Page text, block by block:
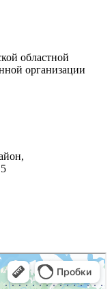
областной
организации